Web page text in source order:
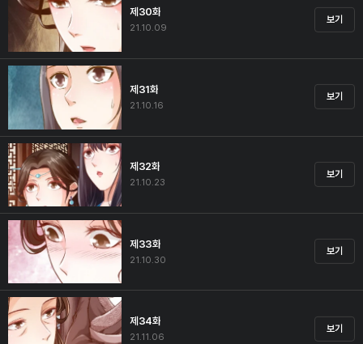
제30화
21.10.09
보기
제31화
21.10.16
보기
제32화
21.10.23
보기
제33화
21.10.30
보기
제34화
21.11.06
보기